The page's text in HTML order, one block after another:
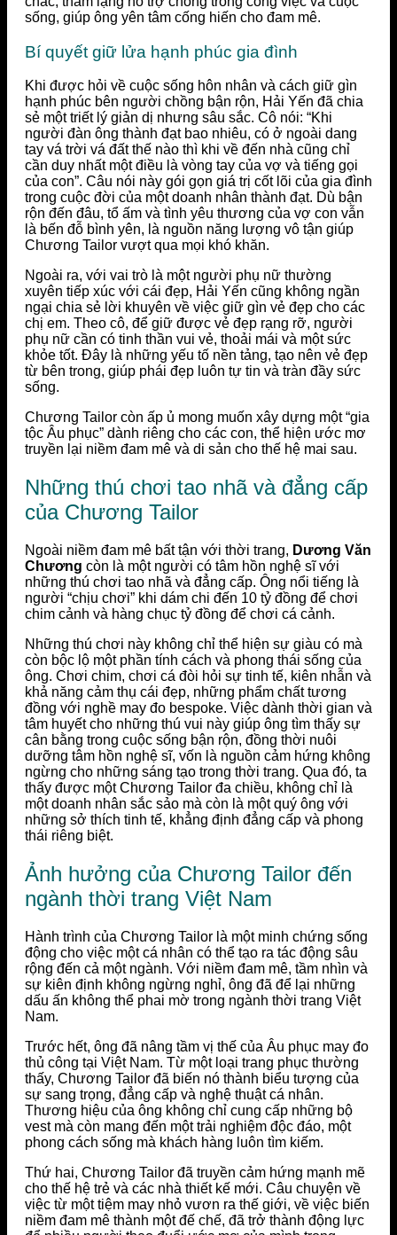
sống, giúp ông yên tâm cống hiến cho đam mê.
Bí quyết giữ lửa hạnh phúc gia đình
Khi được hỏi về cuộc sống hôn nhân và cách giữ gìn
hạnh phúc bên người chồng bận rộn, Hải Yến đã chia
sẻ một triết lý giản dị nhưng sâu sắc. Cô nói: “Khi
người đàn ông thành đạt bao nhiêu, có ở ngoài dang
tay vá trời vá đất thế nào thì khi về đến nhà cũng chỉ
cần duy nhất một điều là vòng tay của vợ và tiếng gọi
của con”. Câu nói này gói gọn giá trị cốt lõi của gia đình
trong cuộc đời của một doanh nhân thành đạt. Dù bận
rộn đến đâu, tổ ấm và tình yêu thương của vợ con vẫn
là bến đỗ bình yên, là nguồn năng lượng vô tận giúp
Chương Tailor vượt qua mọi khó khăn.
Ngoài ra, với vai trò là một người phụ nữ thường
xuyên tiếp xúc với cái đẹp, Hải Yến cũng không ngần
ngại chia sẻ lời khuyên về việc giữ gìn vẻ đẹp cho các
chị em. Theo cô, để giữ được vẻ đẹp rạng rỡ, người
phụ nữ cần có tinh thần vui vẻ, thoải mái và một sức
khỏe tốt. Đây là những yếu tố nền tảng, tạo nên vẻ đẹp
từ bên trong, giúp phái đẹp luôn tự tin và tràn đầy sức
sống.
Chương Tailor còn ấp ủ mong muốn xây dựng một “gia
tộc Âu phục” dành riêng cho các con, thể hiện ước mơ
truyền lại niềm đam mê và di sản cho thế hệ mai sau.
Những thú chơi tao nhã và đẳng cấp
của Chương Tailor
Ngoài niềm đam mê bất tận với thời trang, Dương Văn
Chương còn là một người có tâm hồn nghệ sĩ với
những thú chơi tao nhã và đẳng cấp. Ông nổi tiếng là
người “chịu chơi” khi dám chi đến 10 tỷ đồng để chơi
chim cảnh và hàng chục tỷ đồng để chơi cá cảnh.
Những thú chơi này không chỉ thể hiện sự giàu có mà
còn bộc lộ một phần tính cách và phong thái sống của
ông. Chơi chim, chơi cá đòi hỏi sự tinh tế, kiên nhẫn và
khả năng cảm thụ cái đẹp, những phẩm chất tương
đồng với nghề may đo bespoke. Việc dành thời gian và
tâm huyết cho những thú vui này giúp ông tìm thấy sự
cân bằng trong cuộc sống bận rộn, đồng thời nuôi
dưỡng tâm hồn nghệ sĩ, vốn là nguồn cảm hứng không
ngừng cho những sáng tạo trong thời trang. Qua đó, ta
thấy được một Chương Tailor đa chiều, không chỉ là
một doanh nhân sắc sảo mà còn là một quý ông với
những sở thích tinh tế, khẳng định đẳng cấp và phong
thái riêng biệt.
Ảnh hưởng của Chương Tailor đến
ngành thời trang Việt Nam
Hành trình của Chương Tailor là một minh chứng sống
động cho việc một cá nhân có thể tạo ra tác động sâu
rộng đến cả một ngành. Với niềm đam mê, tầm nhìn và
sự kiên định không ngừng nghỉ, ông đã để lại những
dấu ấn không thể phai mờ trong ngành thời trang Việt
Nam.
Trước hết, ông đã nâng tầm vị thế của Âu phục may đo
thủ công tại Việt Nam. Từ một loại trang phục thường
thấy, Chương Tailor đã biến nó thành biểu tượng của
sự sang trọng, đẳng cấp và nghệ thuật cá nhân.
Thương hiệu của ông không chỉ cung cấp những bộ
vest mà còn mang đến một trải nghiệm độc đáo, một
phong cách sống mà khách hàng luôn tìm kiếm.
Thứ hai, Chương Tailor đã truyền cảm hứng mạnh mẽ
cho thế hệ trẻ và các nhà thiết kế mới. Câu chuyện về
việc từ một tiệm may nhỏ vươn ra thế giới, về việc biến
niềm đam mê thành một đế chế, đã trở thành động lực